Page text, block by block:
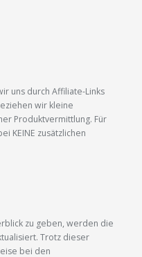
uns durch Affiliate-Links
wir kleine
Produktvermittlung. Für
KEINE zusätzlichen
zu geben, werden die
Trotz dieser
bei den